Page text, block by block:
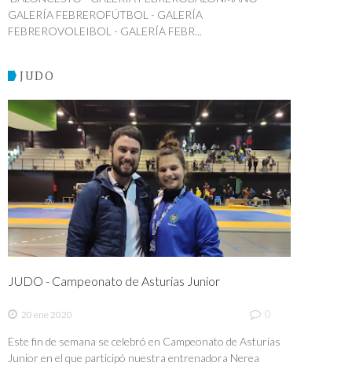
GALERÍA FEBREROFÚTBOL - GALERÍA
FEBREROVOLEIBOL - GALERÍA FEBR...
JUDO
JUDO - Campeonato de Asturias Junior
20 ene 2020 0
Este fin de semana se celebró en Campeonato de Asturias
Junior en el que participó nuestra entrenadora Nerea